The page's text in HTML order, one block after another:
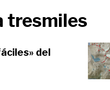
tresmiles
del